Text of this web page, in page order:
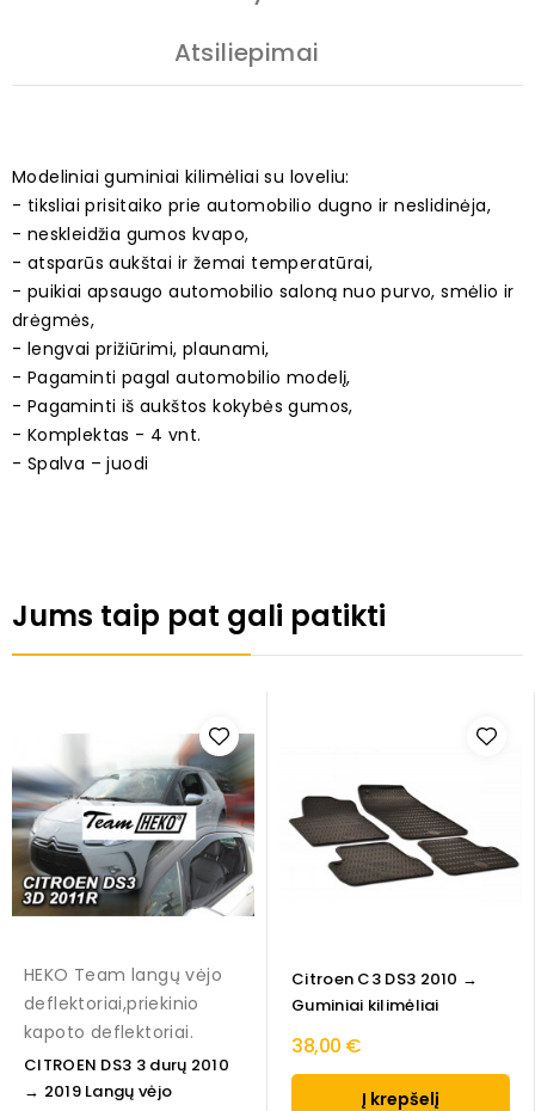
Atsiliepimai
Modeliniai guminiai kilimėliai su loveliu:
- tiksliai prisitaiko prie automobilio dugno ir neslidinėja,
- neskleidžia gumos kvapo,
- atsparūs aukštai ir žemai temperatūrai,
- puikiai apsaugo automobilio saloną nuo purvo, smėlio ir
drėgmės,
- lengvai prižiūrimi, plaunami,
- Pagaminti pagal automobilio modelį,
- Pagaminti iš aukštos kokybės gumos,
- Komplektas - 4 vnt.
- Spalva – juodi
Jums taip pat gali patikti
HEKO Team langų vėjo
deflektoriai,priekinio
kapoto deflektoriai.
CITROEN DS3 3 durų 2010
→ 2019 Langų vėjo
Citroen C3 DS3 2010 →
Guminiai kilimėliai
38,00 €
Į krepšelį